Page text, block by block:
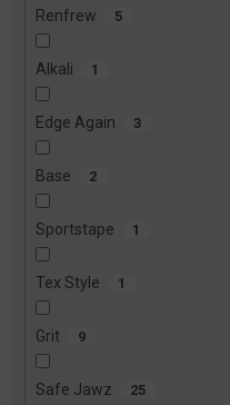
Renfrew 5
Alkali 1
Edge Again 3
Base 2
Sportstape 1
Tex Style 1
Grit 9
Safe Jawz 25